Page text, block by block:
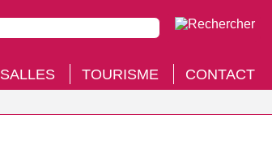
SALLES TOURISME CONTACT